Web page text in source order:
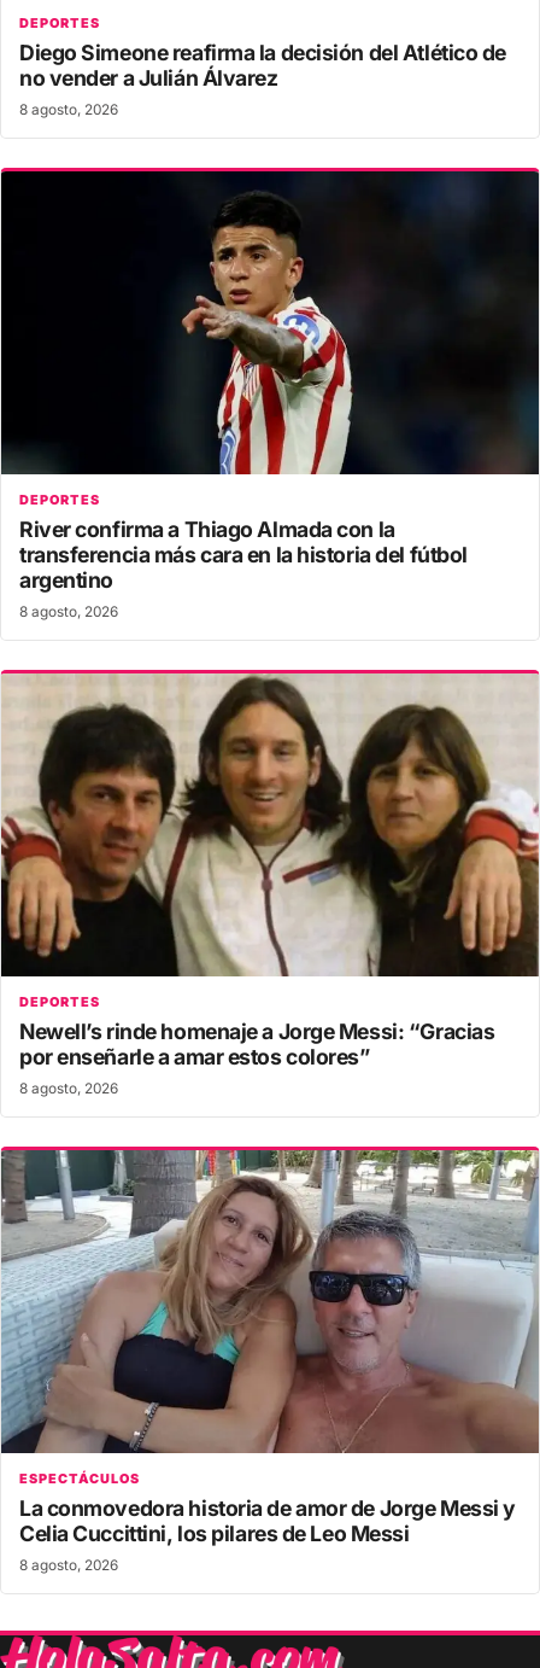
DEPORTES
Diego Simeone reafirma la decisión del Atlético de
no vender a Julián Álvarez
8 agosto, 2026
DEPORTES
River confirma a Thiago Almada con la
transferencia más cara en la historia del fútbol
argentino
8 agosto, 2026
DEPORTES
Newell’s rinde homenaje a Jorge Messi: “Gracias
por enseñarle a amar estos colores”
8 agosto, 2026
ESPECTÁCULOS
La conmovedora historia de amor de Jorge Messi y
Celia Cuccittini, los pilares de Leo Messi
8 agosto, 2026